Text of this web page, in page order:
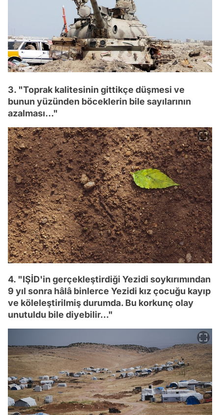
3. "Toprak kalitesinin gittikçe düşmesi ve
bunun yüzünden böceklerin bile sayılarının
azalması..."
4. "IŞİD'in gerçekleştirdiği Yezidi soykırımından
9 yıl sonra hâlâ binlerce Yezidi kız çocuğu kayıp
ve köleleştirilmiş durumda. Bu korkunç olay
unutuldu bile diyebilir..."